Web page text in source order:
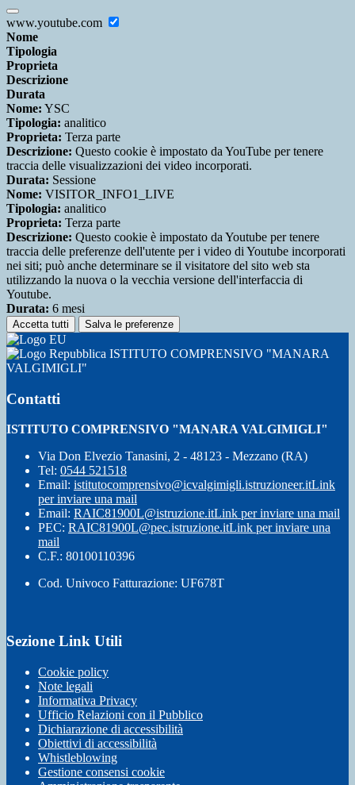
www.youtube.com
Nome
Tipologia
Proprieta
Descrizione
Durata
Nome: YSC
Tipologia: analitico
Proprieta: Terza parte
Descrizione: Questo cookie è impostato da YouTube per tenere
traccia delle visualizzazioni dei video incorporati.
Durata: Sessione
Nome: VISITOR_INFO1_LIVE
Tipologia: analitico
Proprieta: Terza parte
Descrizione: Questo cookie è impostato da Youtube per tenere
traccia delle preferenze dell'utente per i video di Youtube incorporati
nei siti; può anche determinare se il visitatore del sito web sta
utilizzando la nuova o la vecchia versione dell'interfaccia di
Youtube.
Durata: 6 mesi
Accetta tutti Salva le preferenze
ISTITUTO COMPRENSIVO "MANARA
VALGIMIGLI"
Contatti
ISTITUTO COMPRENSIVO "MANARA VALGIMIGLI"
Via Don Elvezio Tanasini, 2 - 48123 - Mezzano (RA)
Tel: 0544 521518
Email: istitutocomprensivo@icvalgimigli.istruzioneer.itLink
per inviare una mail
Email: RAIC81900L@istruzione.itLink per inviare una mail
PEC: RAIC81900L@pec.istruzione.itLink per inviare una
mail
C.F.: 80100110396
Cod. Univoco Fatturazione: UF678T
Sezione Link Utili
Cookie policy
Note legali
Informativa Privacy
Ufficio Relazioni con il Pubblico
Dichiarazione di accessibilità
Obiettivi di accessibilità
Whistleblowing
Gestione consensi cookie